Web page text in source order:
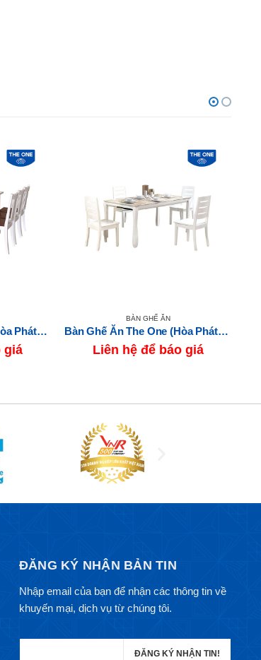
Bàn Ghế Ăn The One (Hòa Phát) HGB71AK10-HGG71
giá
BÀN GHẾ ĂN
Bàn Ghế Ăn The One (Hòa Phát) HGB60B-HGG60
Liên hệ để báo giá
ĐĂNG KÝ NHẬN BẢN TIN
Nhập email của bạn để nhận các thông tin về
khuyến mại, dịch vụ từ chúng tôi.